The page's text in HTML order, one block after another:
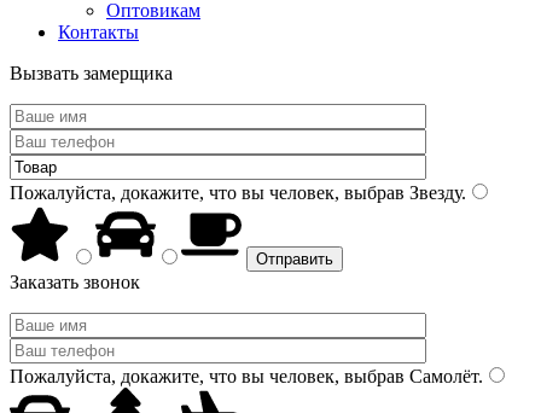
Оптовикам
Контакты
Вызвать замерщика
Пожалуйста, докажите, что вы человек, выбрав Звезду.
Заказать звонок
Пожалуйста, докажите, что вы человек, выбрав Самолёт.